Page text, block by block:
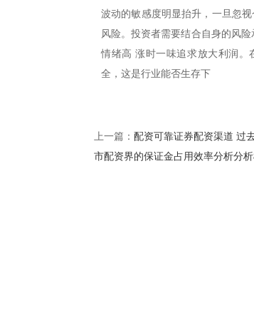
波动的敏感度明显抬升，一旦忽
风险。投资者需要结合自身的风
情绪高 涨时一味追求放大利润
全，这是行业能否生存下
上一篇： 配资可靠证券配资渠道 过
市配资界的保证金占用效率分析分